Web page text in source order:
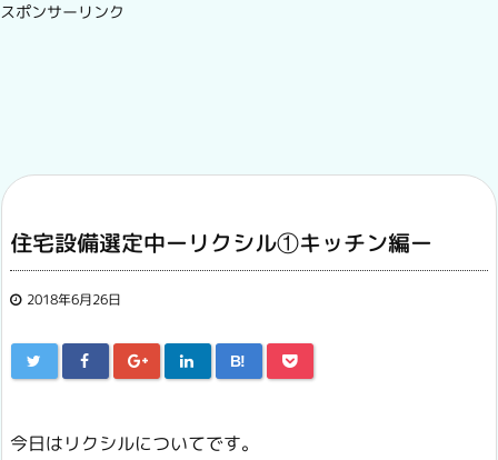
スポンサーリンク
住宅設備選定中ーリクシル①キッチン編ー
2018年6月26日
B!
今日はリクシルについてです。